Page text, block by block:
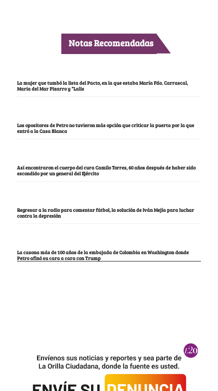
Notas Recomendadas
La mujer que tumbó la lista del Pacto, en la que estaba María Fda. Carrascal,
María del Mar Pizarro y “Lalis
Los opositores de Petro no tuvieron más opción que criticar la puerta por la que
entró a la Casa Blanca
Así encontraron el cuerpo del cura Camilo Torres, 60 años después de haber sido
escondido por un general del Ejército
Regresar a la radio para comentar fútbol, la solución de Iván Mejía para luchar
contra la depresión
La casona más de 100 años de la embajada de Colombia en Washington donde
Petro afinó su cara a cara con Trump